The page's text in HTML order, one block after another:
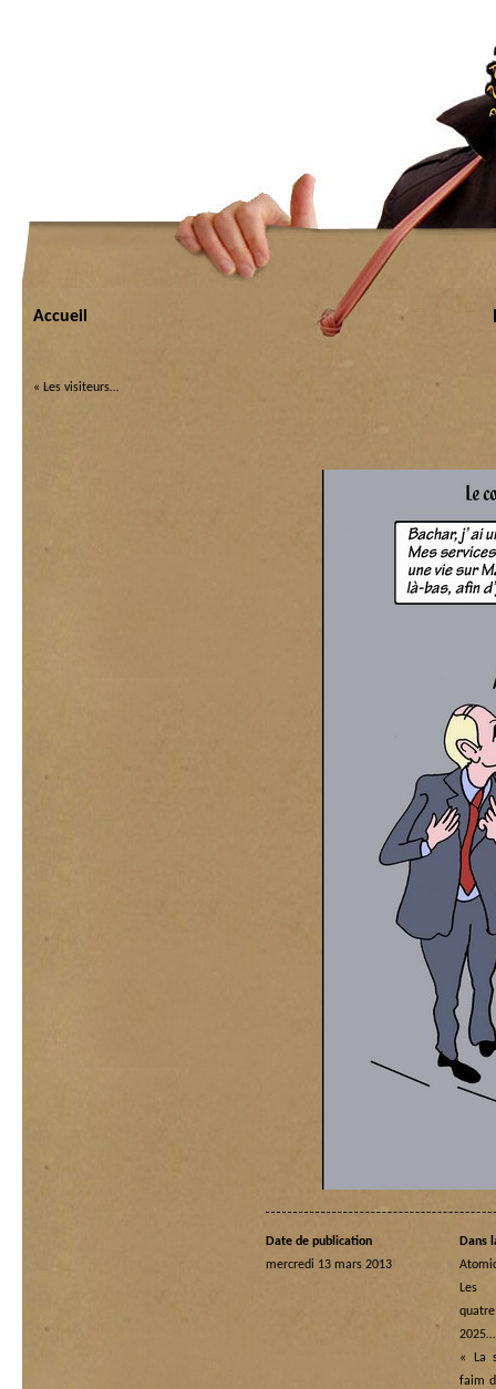
Accueil
« Les visiteurs…
Date de publication
mercredi 13 mars 2013
Dans
Les
quatre
2025…
« La
faim